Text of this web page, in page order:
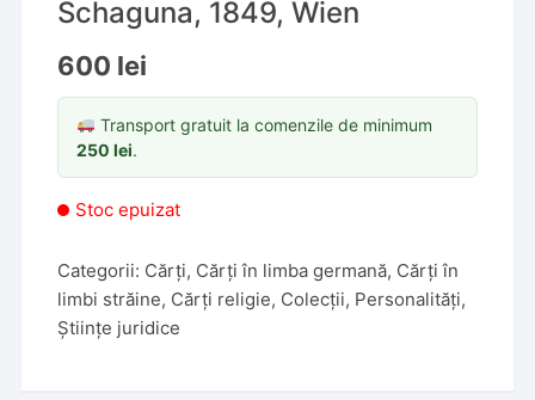
Schaguna, 1849, Wien
600 lei
Transport gratuit la comenzile de minimum
250lei.
Stoc epuizat
Categorii: Cărți, Cărți în limba germană, Cărți în
limbi străine, Cărți religie, Colecții, Personalități,
Științe juridice